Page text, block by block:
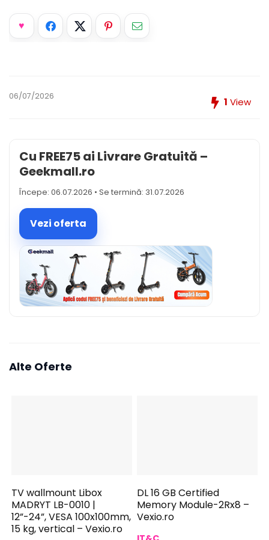
06/07/2026 1 View
Cu FREE75 ai Livrare Gratuită –
Geekmall.ro
Începe: 06.07.2026 • Se termină: 31.07.2026
Vezi oferta
Alte Oferte
TV wallmount Libox
MADRYT LB-0010 |
12”-24”, VESA 100x100mm,
15 kg, vertical – Vexio.ro
DL 16 GB Certified
Memory Module-2Rx8 –
Vexio.ro